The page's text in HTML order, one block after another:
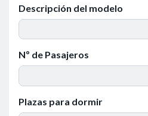
Descripción del modelo
Nº de Pasajeros
Plazas para dormir